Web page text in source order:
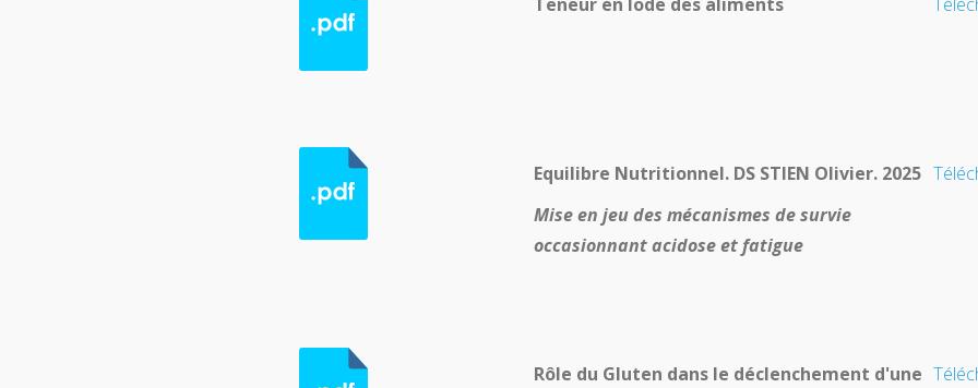
Equilibre Nutritionnel. DS STIEN Olivier. 2025
Mise en jeu des mécanismes de survie
occasionnant acidose et fatigue
Rôle du Gluten dans le déclenchement d'une